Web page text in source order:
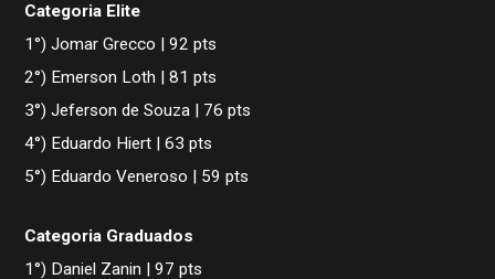
Categoria Elite
1°) Jomar Grecco | 92 pts
2°) Emerson Loth | 81 pts
3°) Jeferson de Souza | 76 pts
4°) Eduardo Hiert | 63 pts
5°) Eduardo Veneroso | 59 pts
Categoria Graduados
1°) Daniel Zanin | 97 pts